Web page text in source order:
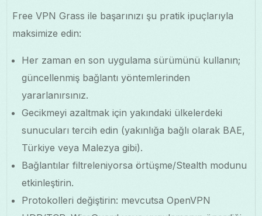
Free VPN Grass ile başarınızı şu pratik ipuçlarıyla
maksimize edin:
Her zaman en son uygulama sürümünü kullanın;
güncellenmiş bağlantı yöntemlerinden
yararlanırsınız.
Gecikmeyi azaltmak için yakındaki ülkelerdeki
sunucuları tercih edin (yakınlığa bağlı olarak BAE,
Türkiye veya Malezya gibi).
Bağlantılar filtreleniyorsa örtüşme/Stealth modunu
etkinleştirin.
Protokolleri değiştirin: mevcutsa OpenVPN